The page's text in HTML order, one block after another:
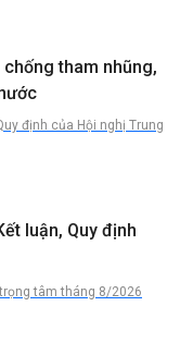
tham nhũng,
luận, Quy định